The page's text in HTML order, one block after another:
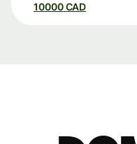
10000 CAD